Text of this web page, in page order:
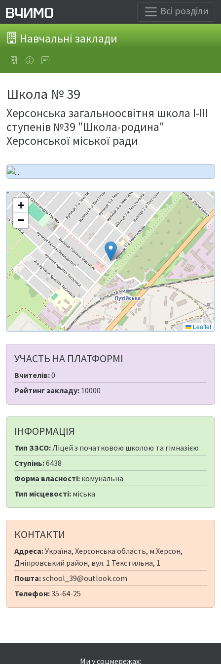
Всі розділи
Навчальні заклади
Школа № 39
Херсонська загальноосвітня школа І-ІІІ
ступенів №39 "Школа-родина"
Херсонської міської ради
+
−
Leaflet
УЧАСТЬ НА ПЛАТФОРМІ
Вчителів:0
Рейтинг закладу: 10000
ІНФОРМАЦІЯ
Тип ЗЗСО:Ліцей з початковою школою та гімназією
Ступінь:6438
Форма власності: комунальна
Тип місцевості: міська
КОНТАКТИ
Адреса:Україна, Херсонська область, м.Херсон,
Дніпровський район, вул. 1 Текстильна, 1
Пошта:school_39@outlook.com
Телефон:35-64-25
Ми у соцмережах: